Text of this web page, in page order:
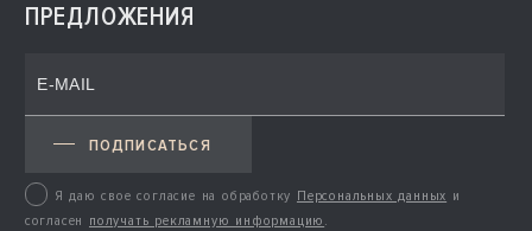
ПРЕДЛОЖЕНИЯ
ПОДПИСАТЬСЯ
Я даю свое согласие на обработку Персональных данных и
согласен получать рекламную информацию.